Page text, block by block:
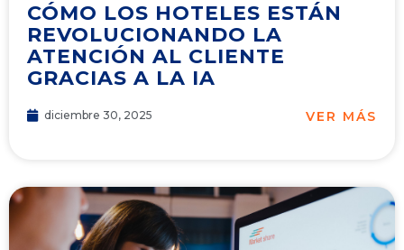
CÓMO LOS HOTELES ESTÁN
REVOLUCIONANDO LA
ATENCIÓN AL CLIENTE
GRACIAS A LA IA
diciembre 30, 2025 VER MÁS